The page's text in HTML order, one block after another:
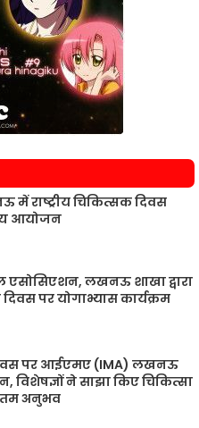
राष्ट्रीय चिकित्सक दिवस
आयोजन
एसोसिएशन, लखनऊ शाखा द्वारा
दिवस पर योगाभ्यास कार्यक्रम
पर आईएमए (IMA) लखनऊ
विशेषज्ञों ने साझा किए चिकित्सा
अनुभव